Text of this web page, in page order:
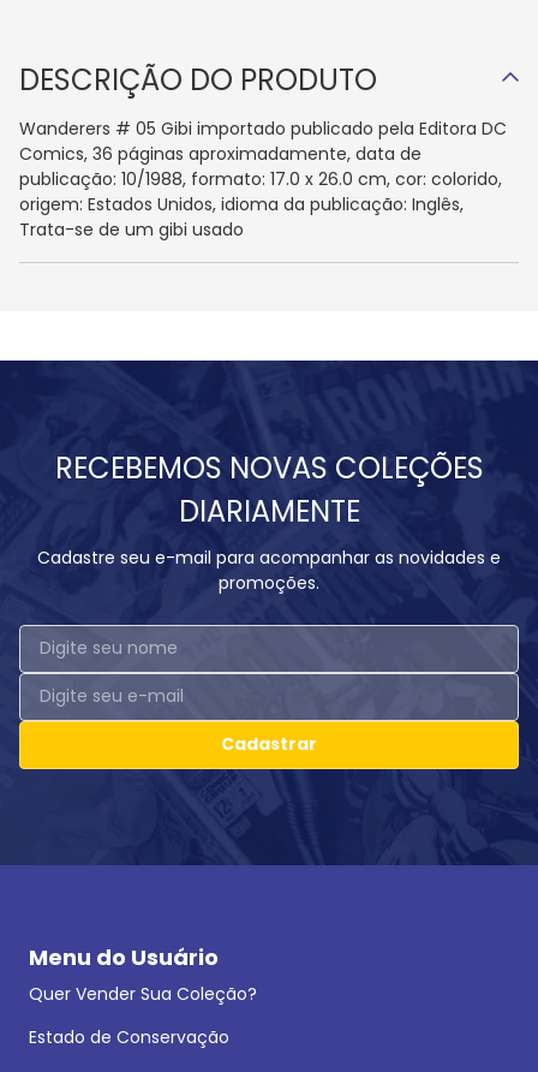
DESCRIÇÃO DO PRODUTO
Wanderers # 05 Gibi importado publicado pela Editora DC
Comics, 36 páginas aproximadamente, data de
publicação: 10/1988, formato: 17.0 x 26.0 cm, cor: colorido,
origem: Estados Unidos, idioma da publicação: Inglês,
Trata-se de um gibi usado
RECEBEMOS NOVAS COLEÇÕES
DIARIAMENTE
Cadastre seu e-mail para acompanhar as novidades e
promoções.
Cadastrar
Menu do Usuário
Quer Vender Sua Coleção?
Estado de Conservação